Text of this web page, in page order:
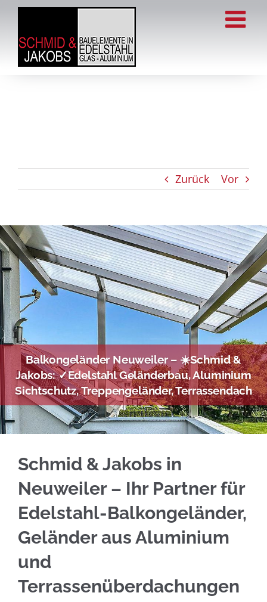
Zum
springen
Zurück Vor
Balkongeländer Neuweiler – ☀️Schmid &
Jakobs: ✓Edelstahl Geländerbau, Aluminium
Sichtschutz, Treppengeländer, Terrassendach
Schmid & Jakobs in
Neuweiler – Ihr Partner für
Edelstahl-Balkongeländer,
Geländer aus Aluminium
und
Terrassenüberdachungen